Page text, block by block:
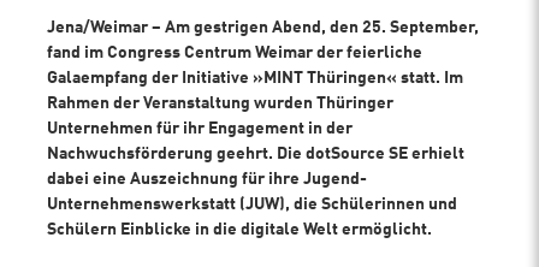
Jena/Weimar – Am gestrigen Abend, den 25. September,
fand im Congress Centrum Weimar der feierliche
Galaempfang der Initiative »MINT Thüringen« statt. Im
Rahmen der Veranstaltung wurden Thüringer
Unternehmen für ihr Engagement in der
Nachwuchsförderung geehrt. Die dotSource SE erhielt
dabei eine Auszeichnung für ihre Jugend-
Unternehmenswerkstatt (JUW), die Schülerinnen und
Schülern Einblicke in die digitale Welt ermöglicht.